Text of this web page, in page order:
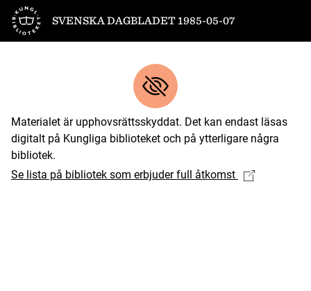
Till startsidan
SVENSKA DAGBLADET 1985-05-07
Materialet är upphovsrättsskyddat. Det kan endast läsas
digitalt på Kungliga biblioteket och på ytterligare några
bibliotek.
Se lista på bibliotek som erbjuder full åtkomst